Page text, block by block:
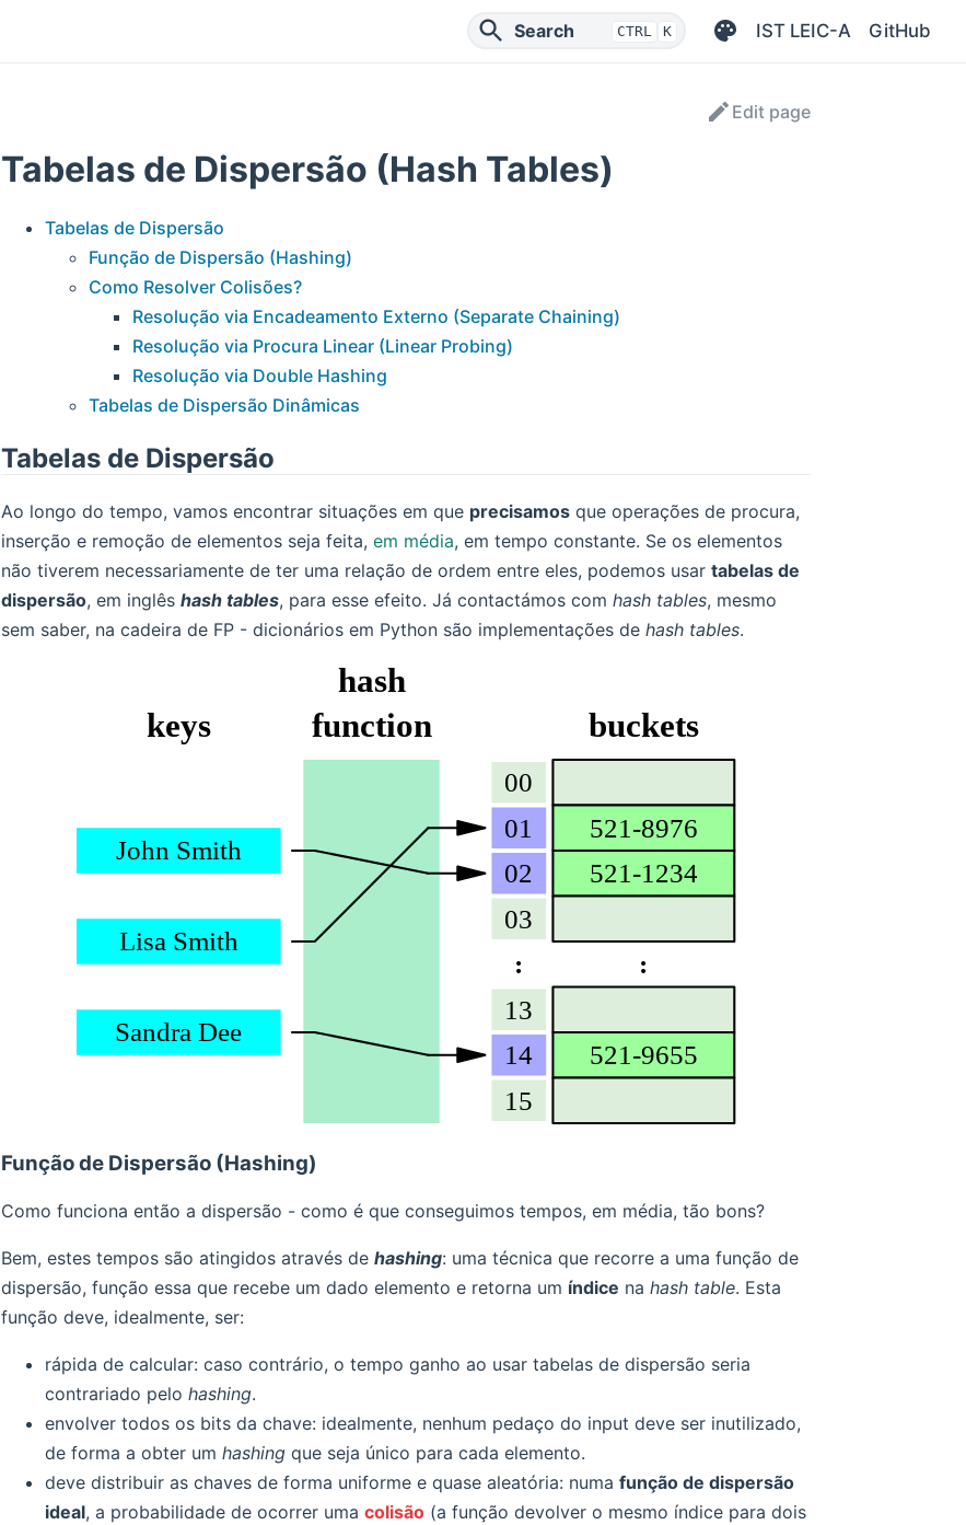
Search CTRL K IST LEIC-A GitHub
Edit page
Tabelas de Dispersão (Hash Tables)
Tabelas de Dispersão
Função de Dispersão (Hashing)
Como Resolver Colisões?
Resolução via Encadeamento Externo (Separate Chaining)
Resolução via Procura Linear (Linear Probing)
Resolução via Double Hashing
Tabelas de Dispersão Dinâmicas
Tabelas de Dispersão
Ao longo do tempo, vamos encontrar situações em que precisamos que operações de procura,
inserção e remoção de elementos seja feita, em média, em tempo constante. Se os elementos
não tiverem necessariamente de ter uma relação de ordem entre eles, podemos usar tabelas de
dispersão, em inglês hash tables, para esse efeito. Já contactámos com hash tables, mesmo
sem saber, na cadeira de FP - dicionários em Python são implementações de hash tables.
Função de Dispersão (Hashing)
Como funciona então a dispersão - como é que conseguimos tempos, em média, tão bons?
Bem, estes tempos são atingidos através de hashing: uma técnica que recorre a uma função de
dispersão, função essa que recebe um dado elemento e retorna um índice na hash table. Esta
função deve, idealmente, ser:
rápida de calcular: caso contrário, o tempo ganho ao usar tabelas de dispersão seria
contrariado pelo hashing.
envolver todos os bits da chave: idealmente, nenhum pedaço do input deve ser inutilizado,
de forma a obter um hashing que seja único para cada elemento.
deve distribuir as chaves de forma uniforme e quase aleatória: numa função de dispersão
ideal, a probabilidade de ocorrer uma colisão (a função devolver o mesmo índice para dois